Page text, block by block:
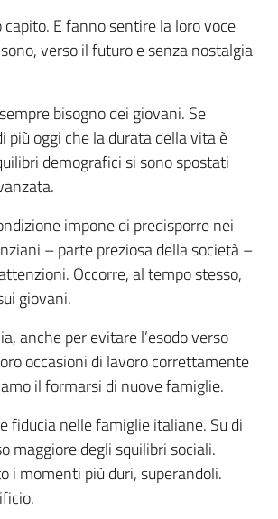
capito. E fanno sentire la loro voce
verso il futuro e senza nostalgia
bisogno dei giovani. Se
più oggi che la durata della vita è
demografici si sono spostati
impone di predisporre nei
– parte preziosa della società –
Occorre, al tempo stesso,
giovani.
anche per evitare l’esodo verso
occasioni di lavoro correttamente
il formarsi di nuove famiglie.
fiducia nelle famiglie italiane. Su di
maggiore degli squilibri sociali.
i momenti più duri, superandoli.